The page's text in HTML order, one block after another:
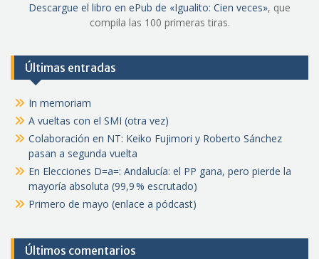
Descargue el libro en ePub de «Igualito: Cien veces», que
compila las 100 primeras tiras.
Últimas entradas
In memoriam
A vueltas con el SMI (otra vez)
Colaboración en NT: Keiko Fujimori y Roberto Sánchez
pasan a segunda vuelta
En Elecciones D=a=: Andalucía: el PP gana, pero pierde la
mayoría absoluta (99,9 % escrutado)
Primero de mayo (enlace a pódcast)
Últimos comentarios